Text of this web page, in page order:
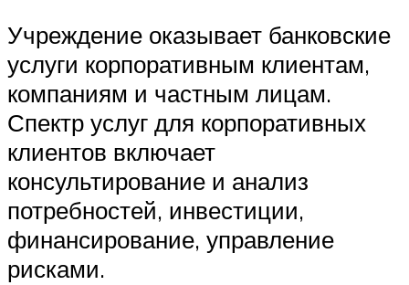
Учреждение оказывает банковские
услуги корпоративным клиентам,
компаниям и частным лицам.
Спектр услуг для корпоративных
клиентов включает
консультирование и анализ
потребностей, инвестиции,
финансирование, управление
рисками.